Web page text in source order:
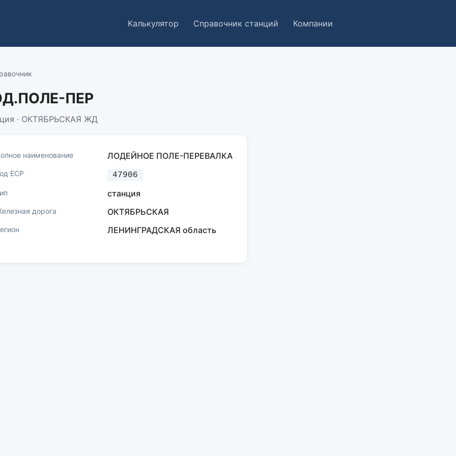
Калькулятор Справочник станций Компании
ПЕР
· ОКТЯБРЬСКАЯ ЖД
наименование ЛОДЕЙНОЕ ПОЛЕ-ПЕРЕВАЛКА
ЕСР 47906
станция
дорога ОКТЯБРЬСКАЯ
ЛЕНИНГРАДСКАЯ область